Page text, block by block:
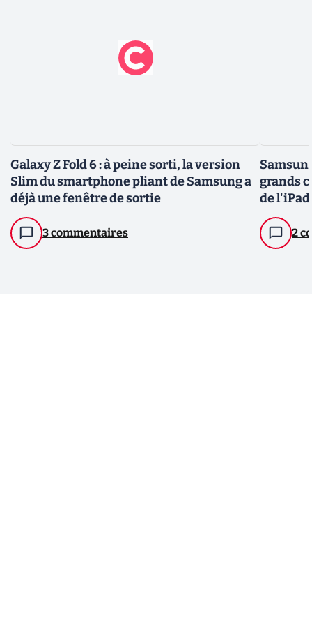
Galaxy Z Fold 6 : à peine sorti, la version
Slim du smartphone pliant de Samsung a
déjà une fenêtre de sortie
3 commentaires
grands
de l'iPad
2